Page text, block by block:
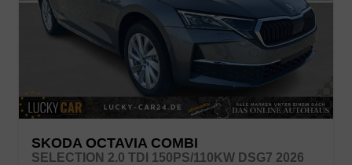
SKODA OCTAVIA COMBI
SELECTION 2.0 TDI 150PS/110KW DSG7 2026